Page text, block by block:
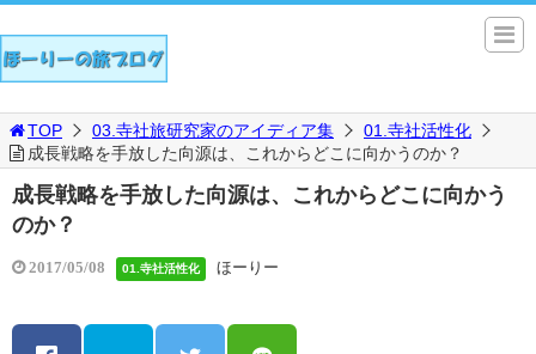
TOP 03.寺社旅研究家のアイディア集
01.寺社活性化
成長戦略を手放した向源は、これからどこに向かうのか？
成長戦略を手放した向源は、これからどこに向かう
のか？
2017/05/08 01.寺社活性化 ほーりー